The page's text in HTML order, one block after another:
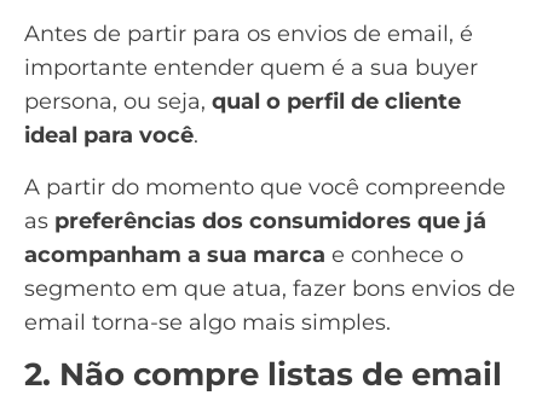
Antes de partir para os envios de email, é
importante entender quem é a sua buyer
persona, ou seja, qual o perfil de cliente
ideal para você.
A partir do momento que você compreende
as preferências dos consumidores que já
acompanham a sua marca e conhece o
segmento em que atua, fazer bons envios de
email torna-se algo mais simples.
2. Não compre listas de email